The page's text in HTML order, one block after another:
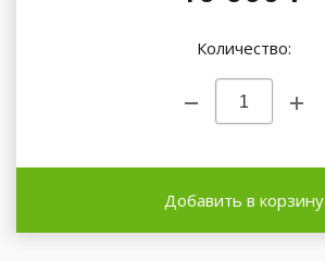
Количество:
Добавить в корзину